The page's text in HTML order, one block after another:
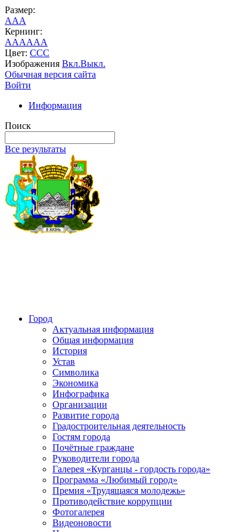
Размер:
AAA
Кернинг:
AAAAAA
Цвет: CCC
Изображения Вкл.Выкл.
Обычная версия сайта
Войти
Информация
Поиск
Все результаты
Город
Актуальная информация
Общая информация
История
Устав
Символика
Экономика
Инфографика
Организации
Развитие города
Градостроительная деятельность
Гостям города
Почётные граждане
Руководители города
Галерея «Курганцы - гордость города»
Программа «Любимый город»
Премия «Трудящаяся молодежь»
Противодействие коррупции
Фотогалерея
Видеоновости